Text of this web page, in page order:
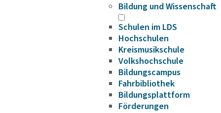
Bildung und Wissenschaft
Schulen im LDS
Hochschulen
Kreismusikschule
Volkshochschule
Bildungscampus
Fahrbibliothek
Bildungsplattform
Förderungen